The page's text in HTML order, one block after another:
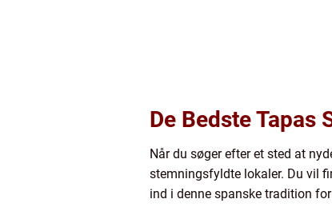
De Bedste Tapas
Når du søger efter et sted at
stemningsfyldte lokaler. Du vil
ind i denne spanske tradition